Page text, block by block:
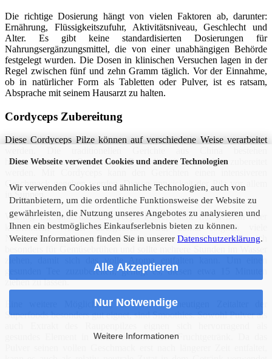
Diese Webseite verwendet Cookies und andere Technologien
Wir verwenden Cookies und ähnliche Technologien, auch von
Drittanbietern, um die ordentliche Funktionsweise der Website zu
gewährleisten, die Nutzung unseres Angebotes zu analysieren und
Ihnen ein bestmögliches Einkaufserlebnis bieten zu können.
Weitere Informationen finden Sie in unserer Datenschutzerklärung.
Alle Akzeptieren
Nur Notwendige
Weitere Informationen
Die richtige Dosierung hängt von vielen Faktoren ab, darunter:
Ernährung, Flüssigkeitszufuhr, Aktivitätsniveau, Geschlecht und
Alter. Es gibt keine standardisierten Dosierungen für
Nahrungsergänzungsmittel, die von einer unabhängigen Behörde
festgelegt wurden. Die Dosen in klinischen Versuchen lagen in der
Regel zwischen fünf und zehn Gramm täglich. Vor der Einnahme,
ob in natürlicher Form als Tabletten oder Pulver, ist es ratsam,
Absprache mit seinem Hausarzt zu halten.
Cordyceps Zubereitung
Diese Cordyceps Pilze können auf verschiedene Weise verarbeitet
hauptsächlich aus Suppen und Tees, die mit dem Pulver zubereitet
Geschmack gegeben werden. Diesen entwickelt der Pilz vor allem
Wichtig ist, dass das Cordyceps Pulver nicht mit heißem oder
kochendem Wasser übergossen wird, zumal folglich viele
Nährstoffe verloren gehen können. Das Pilzpulver eignet sich
gesunden Tee zuzubereiten, genügt es, diesen etwa 15 Minuten
ziehen zu lassen.
Eine weitere Möglichkeit, die sich im heutigen Zeitalter der
Superfoods besonders gut eignet, sind Smoothies. Sowohl Pulver als
gesundes Element in einem erfrischenden Fruchtgetränk. Da das